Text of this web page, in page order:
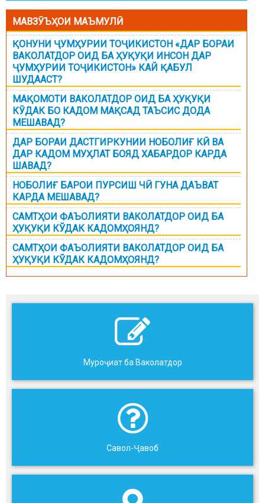
МАВЗӮЪҲОИ МАЪМУЛӢ
ҚОНУНИ ҶУМҲУРИИ ТОҶИКИСТОН «ДАР БОРАИ
ВАКОЛАТДОР ОИД БА ҲУҚУҚИ ИНСОН ДАР
ҶУМҲУРИИ ТОҶИКИСТОН» КАЙ ҚАБУЛ
ШУДААСТ?
МАҚОМОТИ ВАКОЛАТДОР ОИД БА ҲУҚУҚИ
КӮДАК БО КАДОМ МАҚСАД ТАЪСИС ДОДА
МЕШАВАД?
ДАР БОРАИ ДАСТГИРКУНИИ НОБОЛИҒ КӢ ВА
ДАР КАДОМ МУҲЛАТ БОЯД ХАБАРДОР КАРДА
ШАВАД?
НОБОЛИҒ БАРОИ ПУРСИШ ЧӢ ГУНА ДАЪВАТ
КАРДА МЕШАВАД?
САМТҲОИ ФАЪОЛИЯТИ ВАКОЛАТДОР ОИД БА
ҲУҚУҚИ КЎДАК КАДОМҲОЯНД?
САМТҲОИ ФАЪОЛИЯТИ ВАКОЛАТДОР ОИД БА
ҲУҚУҚИ КЎДАК КАДОМҲОЯНД?
Муроҷиат ба Ваколатдор
Савол-Ҷавоб